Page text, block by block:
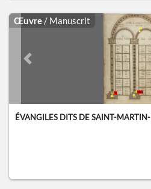
Œuvre / Manuscrit
Previous slide
ÉVANGILES DITS DE SAINT-